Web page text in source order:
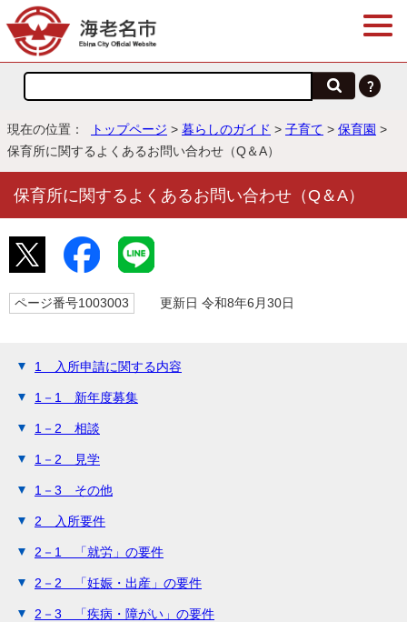
現在の位置： トップページ > 暮らしのガイド > 子育て > 保育園 >
保育所に関するよくあるお問い合わせ（Q＆A）
保育所に関するよくあるお問い合わせ（Q＆A）
ページ番号1003003 更新日 令和8年6月30日
1 入所申請に関する内容
1－1 新年度募集
1－2 相談
1－2 見学
1－3 その他
2 入所要件
2－1 「就労」の要件
2－2 「妊娠・出産」の要件
2－3 「疾病・障がい」の要件